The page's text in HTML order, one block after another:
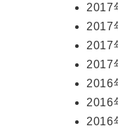
2017
2017
2017
2017
2016
2016
2016